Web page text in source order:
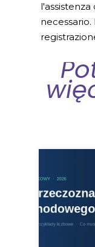
l'assistenza